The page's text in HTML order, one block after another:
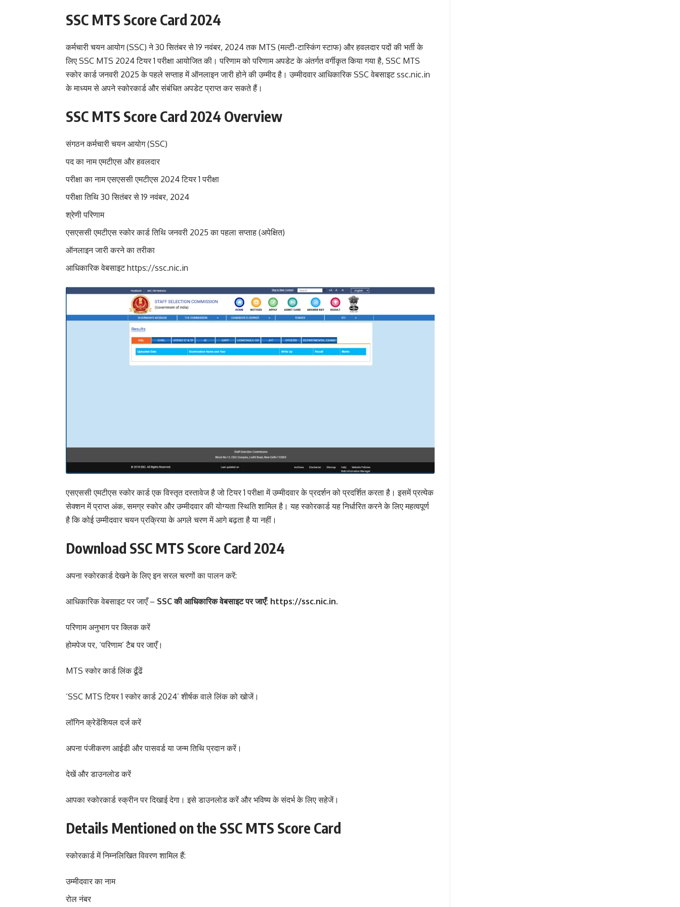
SSC MTS Score Card 2024
कर्मचारी चयन आयोग (SSC) ने 30 सितंबर से 19 नवंबर, 2024 तक MTS (मल्टी-टास्किंग स्टाफ) और हवलदार पदों की भर्ती के
लिए SSC MTS 2024 टियर 1 परीक्षा आयोजित की। परिणाम को परिणाम अपडेट के अंतर्गत वर्गीकृत किया गया है, SSC MTS
स्कोर कार्ड जनवरी 2025 के पहले सप्ताह में ऑनलाइन जारी होने की उम्मीद है। उम्मीदवार आधिकारिक SSC वेबसाइट ssc.nic.in
के माध्यम से अपने स्कोरकार्ड और संबंधित अपडेट प्राप्त कर सकते हैं।
SSC MTS Score Card 2024 Overview
संगठन कर्मचारी चयन आयोग (SSC)
पद का नाम एमटीएस और हवलदार
परीक्षा का नाम एसएससी एमटीएस 2024 टियर 1 परीक्षा
परीक्षा तिथि 30 सितंबर से 19 नवंबर, 2024
श्रेणी परिणाम
एसएससी एमटीएस स्कोर कार्ड तिथि जनवरी 2025 का पहला सप्ताह (अपेक्षित)
ऑनलाइन जारी करने का तरीका
आधिकारिक वेबसाइटhttps://ssc.nic.in
एसएससी एमटीएस स्कोर कार्ड एक विस्तृत दस्तावेज है जो टियर 1 परीक्षा में उम्मीदवार के प्रदर्शन को प्रदर्शित करता है। इसमें प्रत्येक
सेक्शन में प्राप्त अंक, समग्र स्कोर और उम्मीदवार की योग्यता स्थिति शामिल है। यह स्कोरकार्ड यह निर्धारित करने के लिए महत्वपूर्ण
है कि कोई उम्मीदवार चयन प्रक्रिया के अगले चरण में आगे बढ़ता है या नहीं।
Download SSC MTS Score Card 2024
अपना स्कोरकार्ड देखने के लिए इन सरल चरणों का पालन करें:
आधिकारिक वेबसाइट पर जाएँ – SSC की आधिकारिक वेबसाइट पर जाएँ: https://ssc.nic.in.
परिणाम अनुभाग पर क्लिक करें
होमपेज पर, ‘परिणाम’ टैब पर जाएँ।
MTS स्कोर कार्ड लिंक ढूँढें
‘SSC MTS टियर 1 स्कोर कार्ड 2024’ शीर्षक वाले लिंक को खोजें।
लॉगिन क्रेडेंशियल दर्ज करें
अपना पंजीकरण आईडी और पासवर्ड या जन्म तिथि प्रदान करें।
देखें और डाउनलोड करें
आपका स्कोरकार्ड स्क्रीन पर दिखाई देगा। इसे डाउनलोड करें और भविष्य के संदर्भ के लिए सहेजें।
Details Mentioned on the SSC MTS Score Card
स्कोरकार्ड में निम्नलिखित विवरण शामिल हैं:
उम्मीदवार का नाम
रोल नंबर